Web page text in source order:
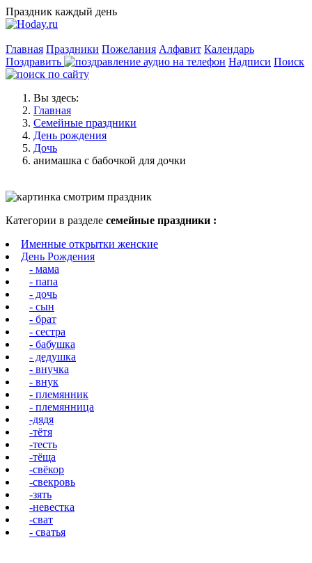
Праздник каждый день
Главная Праздники Пожелания Алфавит Календарь
Поздравить
Надписи Поиск
Вы здесь:
Главная
Семейные праздники
День рождения
Дочь
анимашка с бабочкой для дочки
Категории в разделе семейные праздники :
Именные открытки женские
День Рождения
- мама
- папа
- дочь
- сын
- брат
- сестра
- бабушка
- дедушка
- внучка
- внук
- племянник
- племянница
-дядя
-тётя
-тесть
-тёща
-свёкор
-свекровь
-зять
-невестка
-сват
- сватья